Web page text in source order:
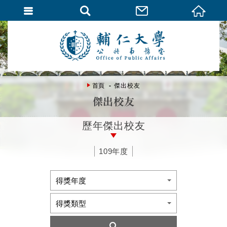
首頁 傑出校友
傑出校友
歷年傑出校友
109年度